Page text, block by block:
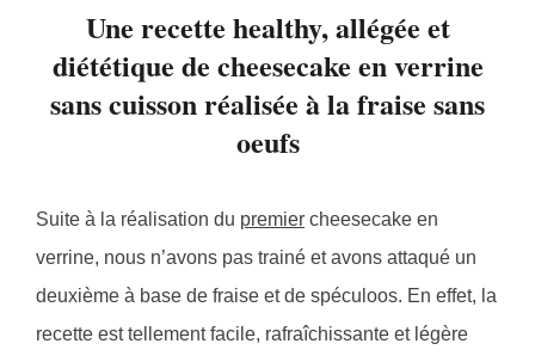
Une recette healthy, allégée et
diététique de cheesecake en verrine
sans cuisson réalisée à la fraise sans
oeufs
Suite à la réalisation du premier cheesecake en
verrine, nous n’avons pas trainé et avons attaqué un
deuxième à base de fraise et de spéculoos. En effet, la
recette est tellement facile, rafraîchissante et légère